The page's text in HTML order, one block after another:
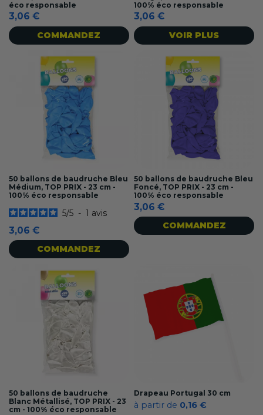
éco responsable
3,06 €
COMMANDEZ
100% éco responsable
3,06 €
VOIR PLUS
50 ballons de baudruche Bleu
Médium, TOP PRIX - 23 cm -
100% éco responsable
5/5 - 1 avis
3,06 €
COMMANDEZ
50 ballons de baudruche Bleu
Foncé, TOP PRIX - 23 cm -
100% éco responsable
3,06 €
COMMANDEZ
50 ballons de baudruche
Blanc Métallisé, TOP PRIX - 23
cm - 100% éco responsable
Drapeau Portugal 30 cm
à partir de 0,16 €